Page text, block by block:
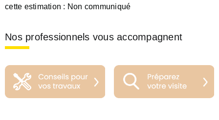
cette estimation : Non communiqué
Nos professionnels vous accompagnent